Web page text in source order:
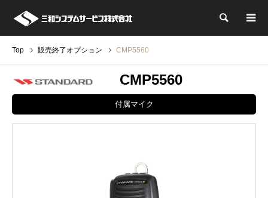
検索
Top 販売終了オプション CMP5560
CMP5560
付属マイク